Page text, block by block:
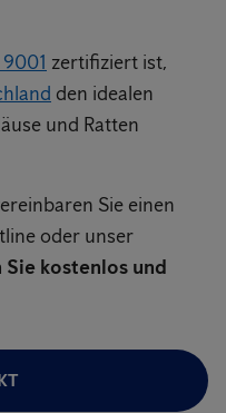
zertifiziert ist,
den idealen
und Ratten
Sie einen
oder unser
kostenlos und